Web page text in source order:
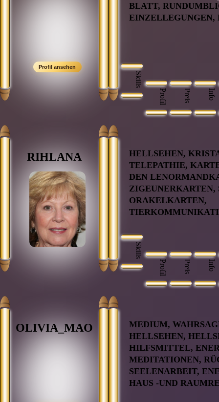
BLATT,
Skills
Profil
Preis Info
RIHLANA
HELLSEHEN,
TELEPATHIE,
DEN
ZIGEUNERKARTEN,
ORAKELKARTEN,
Skills
Profil
Preis Info
OLIVIA_MAO
MEDIUM,
HELLSEHEN,
HILFSMITTEL,
MEDITATIONEN,
SEELENARBEIT,
HAUS -UND